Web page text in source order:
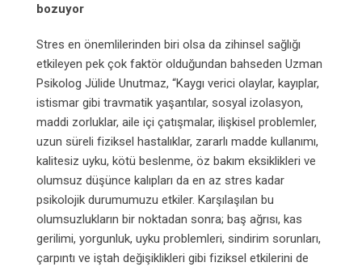
bozuyor
Stres en önemlilerinden biri olsa da zihinsel sağlığı
etkileyen pek çok faktör olduğundan bahseden Uzman
Psikolog Jülide Unutmaz, “Kaygı verici olaylar, kayıplar,
istismar gibi travmatik yaşantılar, sosyal izolasyon,
maddi zorluklar, aile içi çatışmalar, ilişkisel problemler,
uzun süreli fiziksel hastalıklar, zararlı madde kullanımı,
kalitesiz uyku, kötü beslenme, öz bakım eksiklikleri ve
olumsuz düşünce kalıpları da en az stres kadar
psikolojik durumumuzu etkiler. Karşılaşılan bu
olumsuzlukların bir noktadan sonra; baş ağrısı, kas
gerilimi, yorgunluk, uyku problemleri, sindirim sorunları,
çarpıntı ve iştah değişiklikleri gibi fiziksel etkilerini de